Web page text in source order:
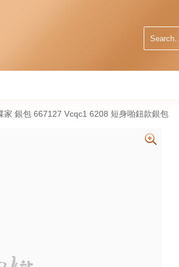
家 銀包 667127 Vcqc1 6208 短身啪鈕款銀包